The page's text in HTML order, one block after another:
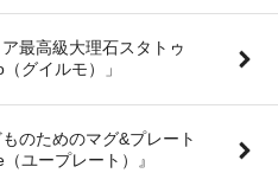
最高級大理石スタトゥ
グイルモ）」
のためのマグ&プレート
ユープレート）』